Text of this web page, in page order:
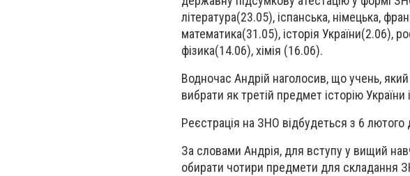
література(23.05), іспанська, німецька,
математика(31.05), історія України(2.06),
фізика(14.06), хімія (16.06).
Водночас Андрій наголосив, що учень,
вибрати як третій предмет історію України
Реєстрація на ЗНО відбудеться з 6
За словами Андрія, для вступу у вищий
обирати чотири предмети для